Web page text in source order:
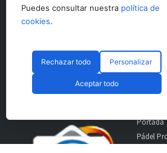
Suscríbete a nuestro
Portada
Pádel
Puedes consultar nuestra política de
cookies.
Rechazar todo Personalizar
Aceptar todo